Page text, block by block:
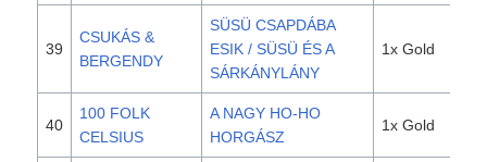
39
CSUKÁS &
BERGENDY
SÜSÜ CSAPDÁBA
ESIK / SÜSÜ ÉS A
SÁRKÁNYLÁNY
1x Gold
40
100 FOLK
CELSIUS
A NAGY HO-HO
HORGÁSZ
1x Gold